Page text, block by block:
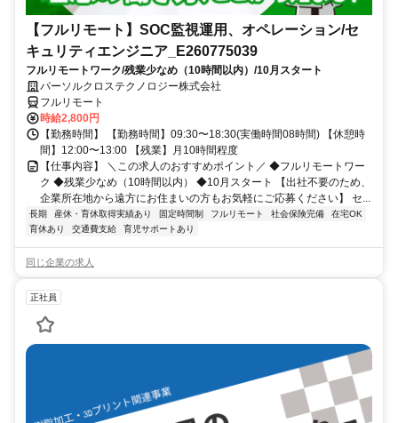
【フルリモート】SOC監視運用、オペレーション/セ
キュリティエンジニア_E260775039
フルリモートワーク/残業少なめ（10時間以内）/10月スタート
パーソルクロステクノロジー株式会社
フルリモート
時給2,800円
【勤務時間】 【勤務時間】09:30〜18:30(実働時間08時間) 【休憩時
間】12:00〜13:00 【残業】月10時間程度
【仕事内容】 ＼この求人のおすすめポイント／ ◆フルリモートワー
ク ◆残業少なめ（10時間以内） ◆10月スタート 【出社不要のため、
企業所在地から遠方にお住まいの方もお気軽にご応募ください】 セ...
長期 産休・育休取得実績あり 固定時間制 フルリモート 社会保険完備
在宅OK
育休あり
交通費支給 育児サポートあり
同じ企業の求人
正社員